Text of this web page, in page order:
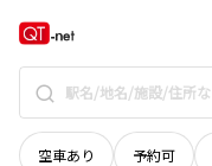
空車あり 予約可
北海道